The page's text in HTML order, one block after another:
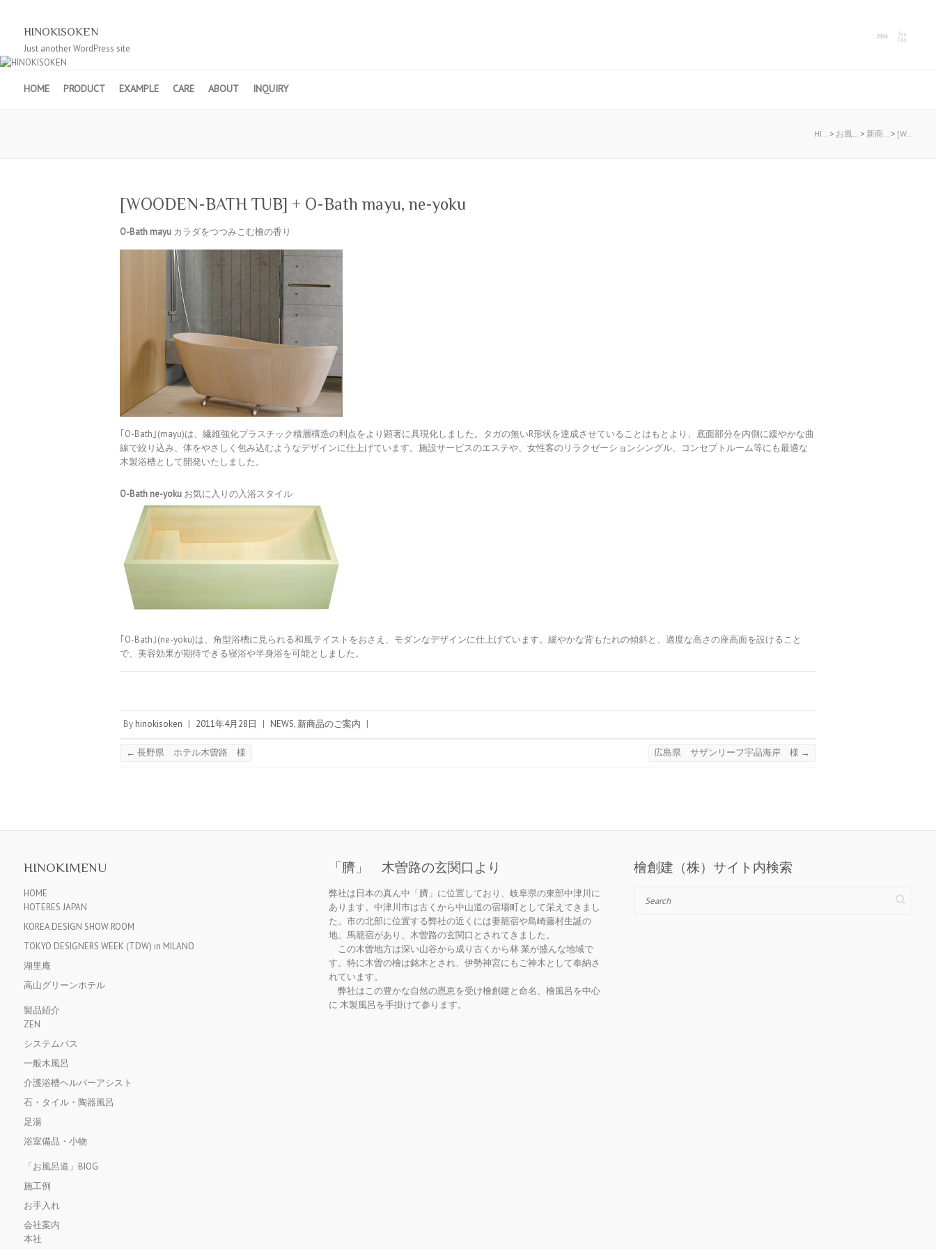
HINOKISOKEN
Just another WordPress site
HOME PRODUCT EXAMPLE CARE ABOUT INQUIRY
HI… > お風… > 新商… > [W…
[WOODEN-BATH TUB] + O-Bath mayu, ne-yoku
O-Bath mayuカラダをつつみこむ檜の香り
｢O-Bath｣(mayu)は、繊維強化プラスチック積層構造の利点をより顕著に具現化しました。タガの無いR形状を達成させていることはもとより、底面部分を内側に緩やかな曲
線で絞り込み、体をやさしく包み込むようなデザインに仕上げています。施設サービスのエステや、女性客のリラクゼーションシングル、コンセプトルーム等にも最適な
木製浴槽として開発いたしました。
O-Bath ne-yokuお気に入りの入浴スタイル
｢O-Bath｣(ne-yoku)は、角型浴槽に見られる和風テイストをおさえ、モダンなデザインに仕上げています。緩やかな背もたれの傾斜と、適度な高さの座高面を設けること
で、美容効果が期待できる寝浴や半身浴を可能としました。
By hinokisoken | 2011年4月28日 | NEWS, 新商品のご案内 |
← 長野県 ホテル木曽路 様 広島県 サザンリーフ宇品海岸 様 →
HINOKIMENU
HOME
HOTERES JAPAN
KOREA DESIGN SHOW ROOM
TOKYO DESIGNERS WEEK (TDW) in MILANO
湖里庵
高山グリーンホテル
製品紹介
ZEN
システムバス
一般木風呂
介護浴槽ヘルパーアシスト
石・タイル・陶器風呂
足湯
浴室備品・小物
「お風呂道」BIOG
施工例
お手入れ
会社案内
本社
「臍」 木曽路の玄関口より
弊社は日本の真ん中「臍」に位置しており、岐阜県の東部中津川に
あります。中津川市は古くから中山道の宿場町として栄えてきまし
た。市の北部に位置する弊社の近くには妻籠宿や島崎藤村生誕の
地、馬籠宿があり、木曽路の玄関口とされてきました。
この木曽地方は深い山谷から成り古くから林 業が盛んな地域で
す。特に木曽の檜は銘木とされ、伊勢神宮にもご神木として奉納さ
れています。
弊社はこの豊かな自然の恩恵を受け檜創建と命名、檜風呂を中心
に 木製風呂を手掛けて参ります。
檜創建（株）サイト内検索